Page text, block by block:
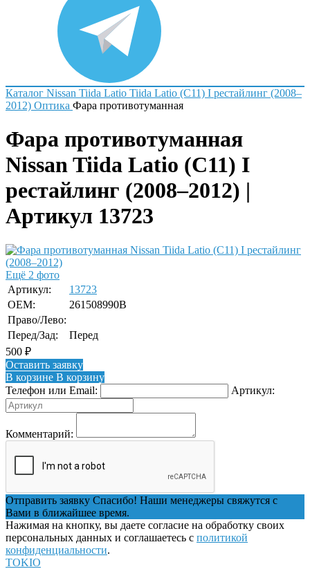
Каталог Nissan Tiida Latio Tiida Latio (C11) I рестайлинг (2008–
2012) Оптика Фара противотуманная
Фара противотуманная
Nissan Tiida Latio (C11) I
рестайлинг (2008–2012) |
Артикул 13723
Ещё 2 фото
Артикул:
13723
OEM:
261508990B
Право/Лево:
Перед/Зад:
Перед
500 ₽
Оставить заявку
В корзине В корзину
Телефон или Email:
Артикул:
Комментарий:
Отправить заявку Спасибо! Наши менеджеры свяжутся с
Вами в ближайшее время.
Нажимая на кнопку, вы даете согласие на обработку своих
персональных данных и соглашаетесь с политикой
конфиденциальности.
TOKIO